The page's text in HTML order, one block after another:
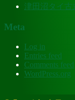
津田沼タイ古
Meta
Log in
Entries feed
Comments feed
WordPress.org